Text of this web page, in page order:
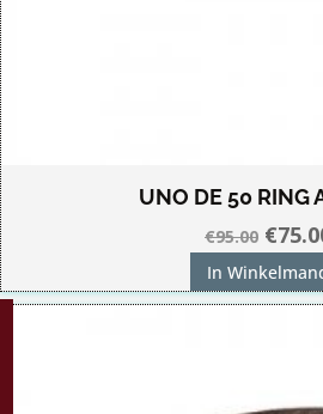
UNO DE 50 RING
€95.00
prijs
was:
€
In